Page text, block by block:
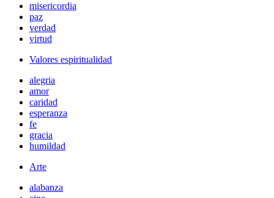
misericordia
paz
verdad
virtud
Valores espiritualidad
alegria
amor
caridad
esperanza
fe
gracia
humildad
Arte
alabanza